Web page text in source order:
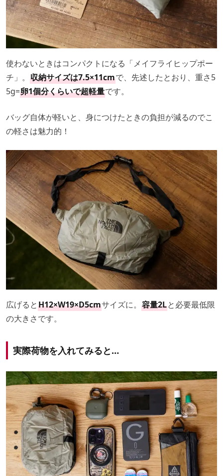
使わないときはコンパクトになる「メイフライヒップポー
チ」。 収納サイズは7.5×11cmで、先述したとおり、重さ5
5g=卵1個分くらいで超軽量です。
バッグ自体が軽いと、身につけたときの負担が減るのでこ
の軽さは魅力的！
広げるとH12×W19×D5cmサイズに。 容量2Lと必要最低限
の大きさです。
実際荷物を入れてみると…